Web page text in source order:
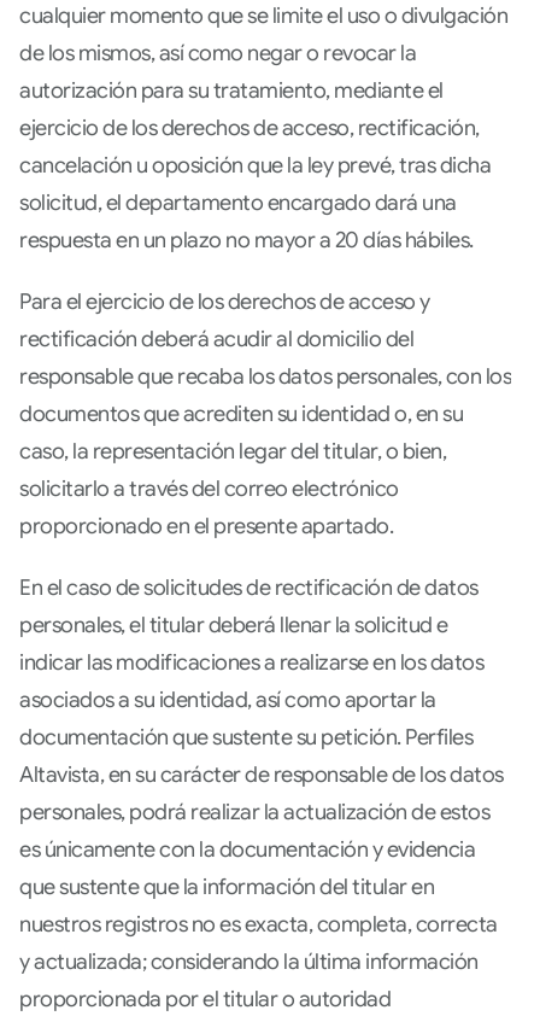
cualquier momento que se limite el uso o divulgación
de los mismos, así como negar o revocar la
autorización para su tratamiento, mediante el
ejercicio de los derechos de acceso, rectificación,
cancelación u oposición que la ley prevé, tras dicha
solicitud, el departamento encargado dará una
respuesta en un plazo no mayor a 20 días hábiles.
Para el ejercicio de los derechos de acceso y
rectificación deberá acudir al domicilio del
responsable que recaba los datos personales, con los
documentos que acrediten su identidad o, en su
caso, la representación legar del titular, o bien,
solicitarlo a través del correo electrónico
proporcionado en el presente apartado.
En el caso de solicitudes de rectificación de datos
personales, el titular deberá llenar la solicitud e
indicar las modificaciones a realizarse en los datos
asociados a su identidad, así como aportar la
documentación que sustente su petición. Perfiles
Altavista, en su carácter de responsable de los datos
personales, podrá realizar la actualización de estos
es únicamente con la documentación y evidencia
que sustente que la información del titular en
nuestros registros no es exacta, completa, correcta
y actualizada; considerando la última información
proporcionada por el titular o autoridad